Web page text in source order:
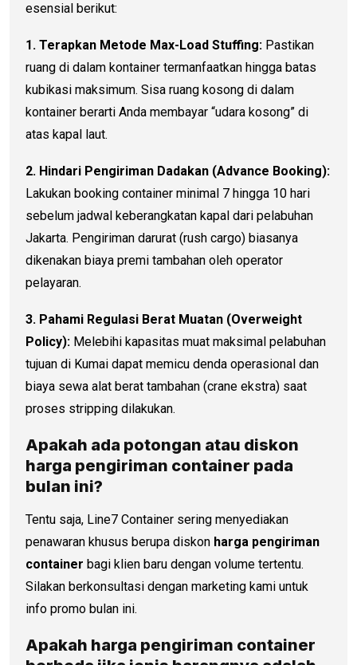
esensial berikut:
1. Terapkan Metode Max-Load Stuffing: Pastikan
ruang di dalam kontainer termanfaatkan hingga batas
kubikasi maksimum. Sisa ruang kosong di dalam
kontainer berarti Anda membayar “udara kosong” di
atas kapal laut.
2. Hindari Pengiriman Dadakan (Advance Booking):
Lakukan booking container minimal 7 hingga 10 hari
sebelum jadwal keberangkatan kapal dari pelabuhan
Jakarta. Pengiriman darurat (rush cargo) biasanya
dikenakan biaya premi tambahan oleh operator
pelayaran.
3. Pahami Regulasi Berat Muatan (Overweight
Policy): Melebihi kapasitas muat maksimal pelabuhan
tujuan di Kumai dapat memicu denda operasional dan
biaya sewa alat berat tambahan (crane ekstra) saat
proses stripping dilakukan.
Apakah ada potongan atau diskon
harga pengiriman container pada
bulan ini?
Tentu saja, Line7 Container sering menyediakan
penawaran khusus berupa diskon harga pengiriman
container bagi klien baru dengan volume tertentu.
Silakan berkonsultasi dengan marketing kami untuk
info promo bulan ini.
Apakah harga pengiriman container